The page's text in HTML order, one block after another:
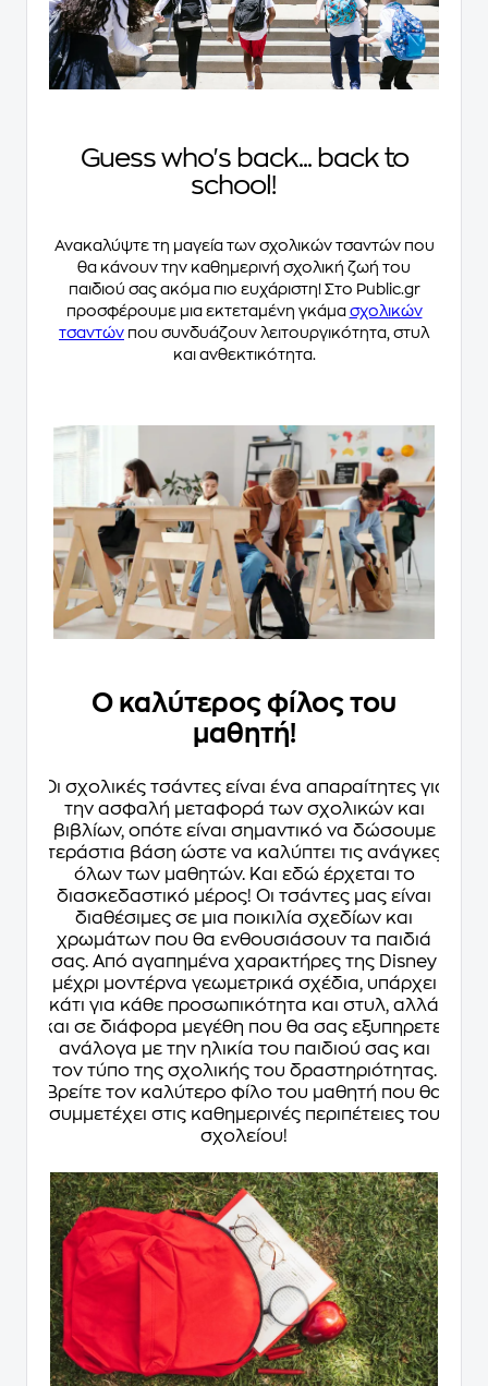
Guess who's back... back to
school!
Ανακαλύψτε τη μαγεία των σχολικών τσαντών που
θα κάνουν την καθημερινή σχολική ζωή του
παιδιού σας ακόμα πιο ευχάριστη! Στο Public.gr
προσφέρουμε μια εκτεταμένη γκάμα σχολικών
τσαντών που συνδυάζουν λειτουργικότητα, στυλ
και ανθεκτικότητα.
Ο καλύτερος φίλος του
μαθητή!
Οι σχολικές τσάντες είναι ένα απαραίτητες για
την ασφαλή μεταφορά των σχολικών και
βιβλίων, οπότε είναι σημαντικό να δώσουμε
τεράστια βάση ώστε να καλύπτει τις ανάγκες
όλων των μαθητών. Και εδώ έρχεται το
διασκεδαστικό μέρος! Οι τσάντες μας είναι
διαθέσιμες σε μια ποικιλία σχεδίων και
χρωμάτων που θα ενθουσιάσουν τα παιδιά
σας. Από αγαπημένα χαρακτήρες της Disney
μέχρι μοντέρνα γεωμετρικά σχέδια, υπάρχει
κάτι για κάθε προσωπικότητα και στυλ, αλλά
και σε διάφορα μεγέθη που θα σας εξυπηρετεί
ανάλογα με την ηλικία του παιδιού σας και
τον τύπο της σχολικής του δραστηριότητας.
Βρείτε τον καλύτερο φίλο του μαθητή που θα
συμμετέχει στις καθημερινές περιπέτειες του
σχολείου!